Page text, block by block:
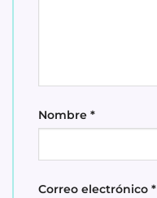
Nombre *
Correo electrónico *